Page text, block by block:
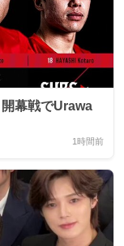
幕戦でUrawa
1時間前